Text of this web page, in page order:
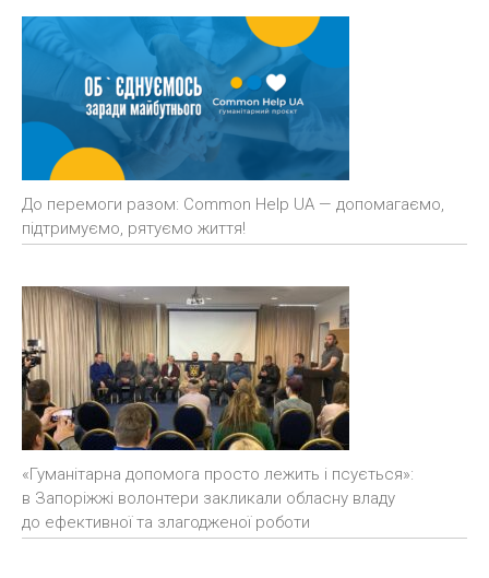
До перемоги разом: Common Help UA — допомагаємо,
підтримуємо, рятуємо життя!
«Гуманітарна допомога просто лежить і псується»:
в Запоріжжі волонтери закликали обласну владу
до ефективної та злагодженої роботи